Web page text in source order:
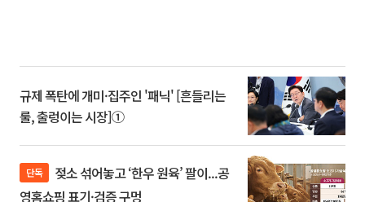
규제 폭탄에 개미·집주인 '패닉' [흔들리는
룰, 출렁이는 시장]①
단독
영홈쇼핑 표기·검증 구멍